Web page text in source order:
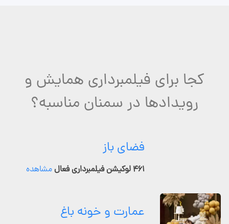
کجا برای فیلمبرداری همایش و
رویدادها در سمنان مناسبه؟
فضای باز
۴۶۱ لوکیشن فیلمبرداری فعال مشاهده
عمارت و خونه باغ